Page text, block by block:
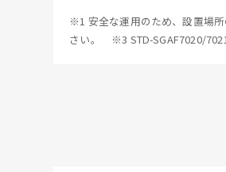
※1 安全な運用のため、設置場
さい。 ※3 STD-SGAF7020/